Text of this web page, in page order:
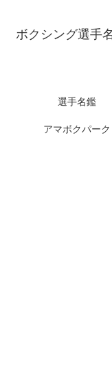
ボクシング選
選手名鑑
アマボクパーク